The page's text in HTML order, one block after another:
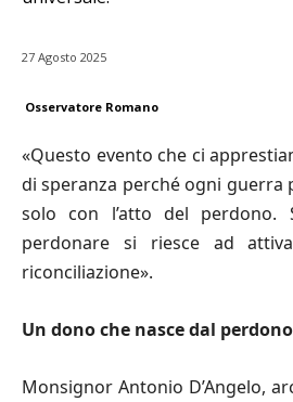
27 Agosto 2025
Osservatore Romano
«Questo evento che ci
di speranza perché ogni guerra
solo con l’atto del perdono.
perdonare si riesce ad
riconciliazione».
Un dono che nasce dal perdono
Monsignor Antonio D’Angelo,